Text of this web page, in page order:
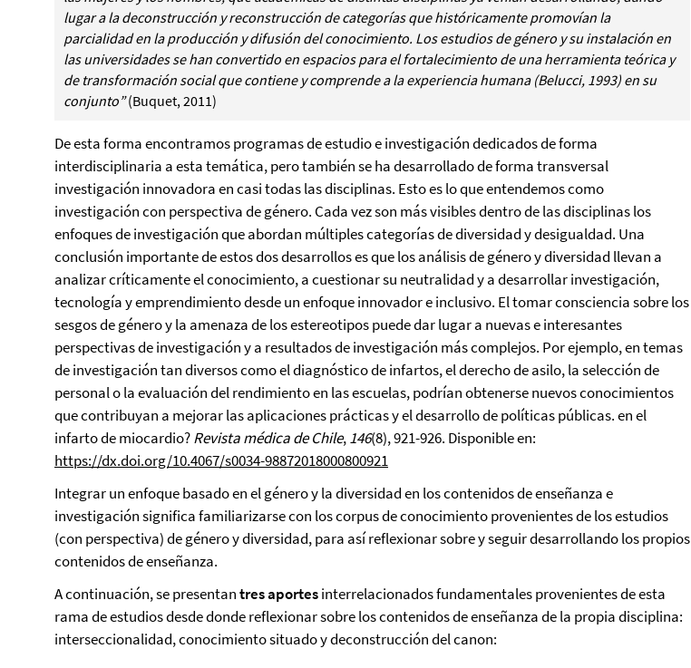
lugar a la deconstrucción y reconstrucción de categorías que históricamente promovían la
parcialidad en la producción y difusión del conocimiento. Los estudios de género y su instalación en
las universidades se han convertido en espacios para el fortalecimiento de una herramienta teórica y
de transformación social que contiene y comprende a la experiencia humana (Belucci, 1993) en su
conjunto”(Buquet, 2011)
De esta forma encontramos programas de estudio e investigación dedicados de forma
interdisciplinaria a esta temática, pero también se ha desarrollado de forma transversal
investigación innovadora en casi todas las disciplinas. Esto es lo que entendemos como
investigación con perspectiva de género. Cada vez son más visibles dentro de las disciplinas los
enfoques de investigación que abordan múltiples categorías de diversidad y desigualdad. Una
conclusión importante de estos dos desarrollos es que los análisis de género y diversidad llevan a
analizar críticamente el conocimiento, a cuestionar su neutralidad y a desarrollar investigación,
tecnología y emprendimiento desde un enfoque innovador e inclusivo. El tomar consciencia sobre los
sesgos de género y la amenaza de los estereotipos puede dar lugar a nuevas e interesantes
perspectivas de investigación y a resultados de investigación más complejos. Por ejemplo, en temas
de investigación tan diversos como el diagnóstico de infartos, el derecho de asilo, la selección de
personal o la evaluación del rendimiento en las escuelas, podrían obtenerse nuevos conocimientos
que contribuyan a mejorar las aplicaciones prácticas y el desarrollo de políticas públicas. en el
infarto de miocardio?Revista médica de Chile,146(8), 921-926. Disponible en:
https://dx.doi.org/10.4067/s0034-98872018000800921
Integrar un enfoque basado en el género y la diversidad en los contenidos de enseñanza e
investigación significa familiarizarse con los corpus de conocimiento provenientes de los estudios
(con perspectiva) de género y diversidad, para así reflexionar sobre y seguir desarrollando los propios
contenidos de enseñanza.
A continuación, se presentantres aportesinterrelacionados fundamentales provenientes de esta
rama de estudios desde donde reflexionar sobre los contenidos de enseñanza de la propia disciplina:
interseccionalidad, conocimiento situado y deconstrucción del canon: